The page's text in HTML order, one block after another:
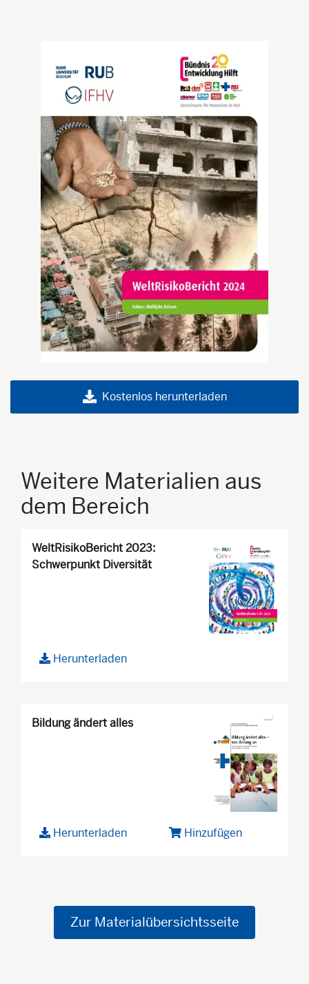
Kostenlos herunterladen
Weitere Materialien aus
dem Bereich
WeltRisikoBericht 2023:
Schwerpunkt Diversität
Herunterladen
Bildung ändert alles
Herunterladen Hinzufügen
Zur Materialübersichtsseite